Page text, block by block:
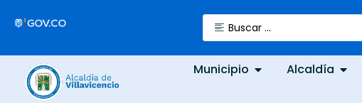
Municipio Alcaldía